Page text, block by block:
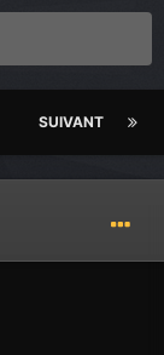
SUIVANT